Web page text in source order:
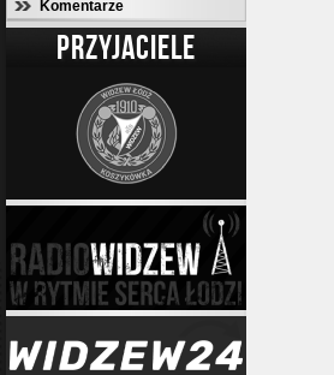
Komentarze
PRZYJACIELE